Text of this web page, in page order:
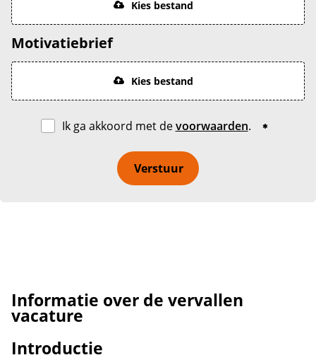
Kies bestand
Motivatiebrief
Kies bestand
Ik ga akkoord met devoorwaarden.
Verstuur
Informatie over de vervallen
vacature
Introductie